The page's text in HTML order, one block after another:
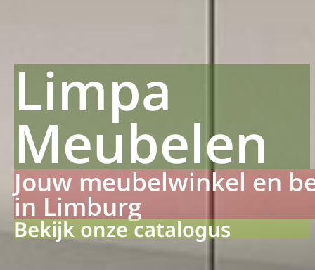
Limpa
Meubelen
Jouw meubelwinkel en
in Limburg
Bekijk onze catalogus